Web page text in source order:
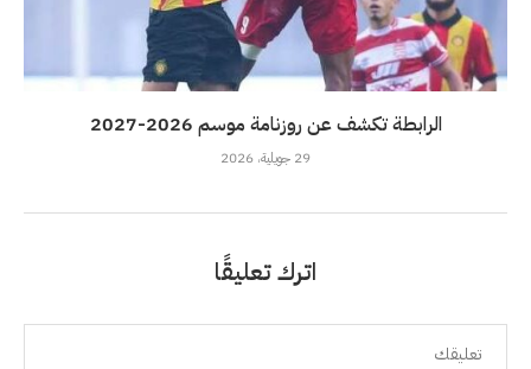
الرابطة تكشف عن روزنامة موسم 2026-2027
29 جويلية، 2026
اترك تعليقًا